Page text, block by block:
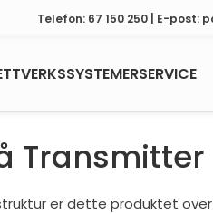
Telefon: 67 150 250 | E-post:
SERVICE
Transmitter
er dette produktet